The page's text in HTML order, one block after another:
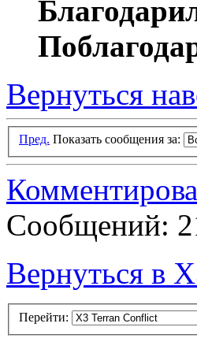
Вернуться
Пред. Показать сообщения за:
Сообщений:
Вернуться в
Перейти: